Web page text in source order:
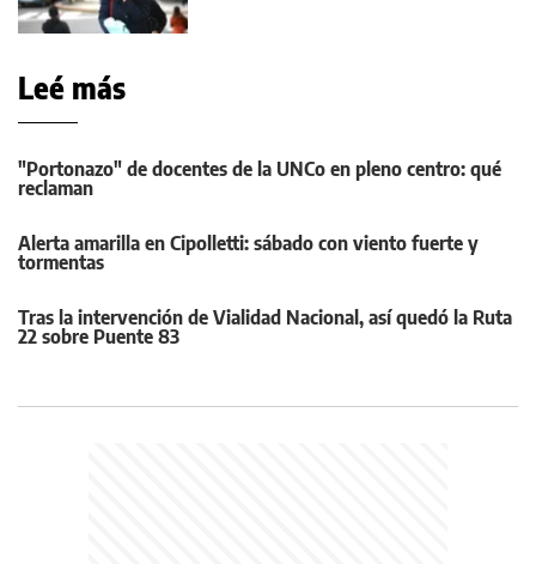
Leé más
"Portonazo" de docentes de la UNCo en pleno centro: qué
reclaman
Alerta amarilla en Cipolletti: sábado con viento fuerte y
tormentas
Tras la intervención de Vialidad Nacional, así quedó la Ruta
22 sobre Puente 83